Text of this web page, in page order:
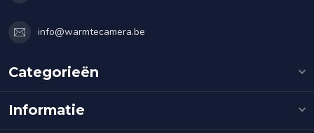
info@warmtecamera.be
Categorieën
Informatie